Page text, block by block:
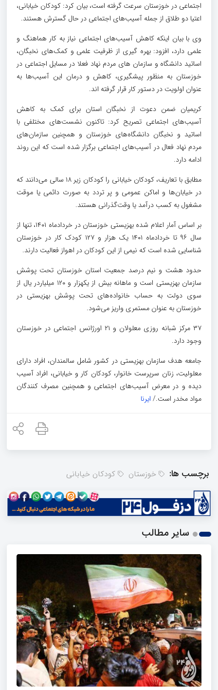
اجتماعی در خوزستان سرعت گرفته است، بیان کرد: کودکان خیابانی،
اعتیا دو طلاق از جمله آسیب‌های اجتماعی در حال گسترش هستند.
وی با بیان اینکه کاهش آسیب‌های اجتماعی نیاز به کار هماهنگ و
علمی دارد، افزود: بهره گیری از ظرفیت علمی و کمک‌های نخبگان،
اساتید دانشگاه و سازمان های مردم نهاد فعلا در مسایل اجتماعی در
خوزستان به منظور پیشگیری، کاهش و درمان این آسیب‌ها به
عنوان اولویت در دستور کار قرار گرفته اند.
کریمیان ضمن دعوت از نخبگان استان برای کمک به کاهش
آسیب‌های اجتماعی تصریح کرد: تاکنون نشست‌های مختلفی با
اساتید و نخبگان دانشگاه‌های خوزستان و همچنین سازمان‌های
مردم نهاد فعال در آسیب‌های اجتماعی برگزار شده است که این روند
ادامه دارد.
مطابق با تعاریف، کودکان خیابانی را کودکان زیر ۱۸ سالی می‌دانند که
در خیابان‌ها و اماکن عمومی و پر تردد به صورت دائمی یا موقت
مشغول به کسب درآمد یا وقت‌گذرانی هستند.
بر اساس آمار اعلام شده بهزیستی خوزستان در خردادماه ۱۴۰۱، تنها از
سال ۹۶ تا خردادماه ۱۴۰۱ یک هزار و ۱۲۷ کودک کار در خوزستان
شناسایی شده است که نیمی از این کودکان در اهواز فعالیت دارند.
حدود هشت و نیم درصد جمعیت استان خوزستان تحت پوشش
سازمان بهزیستی است و ماهانه بیش از یکهزار و ۱۲۰ میلیاردر یال از
سوی دولت به حساب خانواده‌های تحت پوشش بهزیستی در
خوزستان به عنوان مستمری واریز می‌شود.
۳۷ مرکز شبانه روزی معلولان و ۲۱ اورژانس اجتماعی در خوزستان
وجود دارد.
جامعه هدف سازمان بهزیستی در کشور شامل سالمندان، افراد دارای
معلولیت، زنان سرپرست خانوار، کودکان کار و خیابانی، افراد آسیب
دیده و در معرض آسیب‌های اجتماعی و همچنین مصرف کنندگان
مواد مخدر است./ ایرنا
برچسب ها: خوزستان کودکان خیابانی
سایر مطالب